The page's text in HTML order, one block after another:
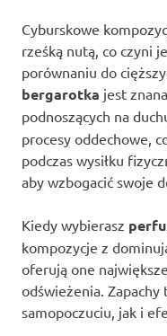
Cyburskowe
rześką nutą, co czyni
porównaniu do
bergarotka jest
podnoszących na
procesy oddechowe,
podczas wysiłku
aby wzbogacić swoje
Kiedy wybierasz
kompozycje z
oferują one
odświeżenia.
samopoczuciu, jak i